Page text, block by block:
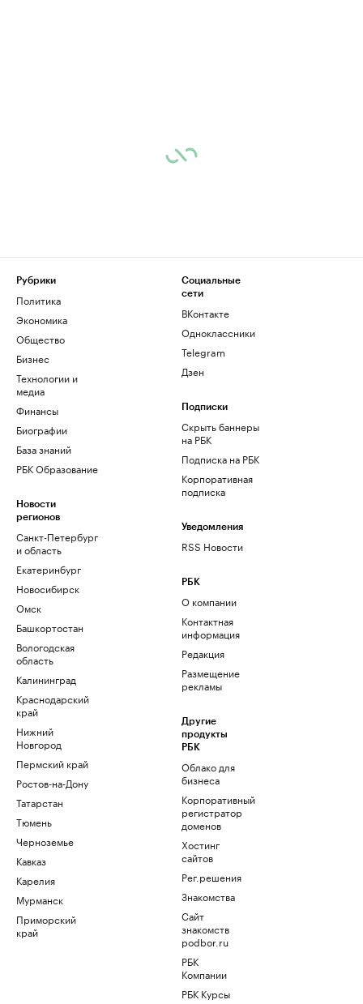
Рубрики
Политика
Экономика
Общество
Бизнес
Технологии и
медиа
Финансы
Биографии
База знаний
РБК Образование
Новости
регионов
Санкт-Петербург
и область
Екатеринбург
Новосибирск
Омск
Башкортостан
Вологодская
область
Калининград
Краснодарский
край
Нижний
Новгород
Пермский край
Ростов-на-Дону
Татарстан
Тюмень
Черноземье
Кавказ
Карелия
Мурманск
Приморский
край
Социальные
сети
ВКонтакте
Одноклассники
Telegram
Дзен
Подписки
Скрыть баннеры
на РБК
Подписка на РБК
Корпоративная
подписка
Уведомления
RSS Новости
РБК
О компании
Контактная
информация
Редакция
Размещение
рекламы
Другие
продукты
РБК
Облако для
бизнеса
Корпоративный
регистратор
доменов
Хостинг
сайтов
Рег.решения
Знакомства
Сайт
знакомств
podbor.ru
РБК
Компании
РБК Курсы